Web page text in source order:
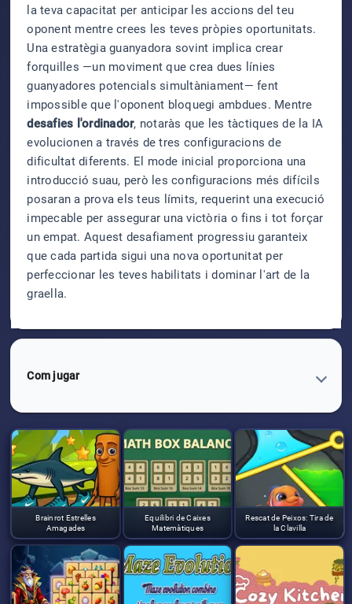
la teva capacitat per anticipar les accions del teu
oponent mentre crees les teves pròpies oportunitats.
Una estratègia guanyadora sovint implica crear
forquilles —un moviment que crea dues línies
guanyadores potencials simultàniament— fent
impossible que l'oponent bloquegi ambdues. Mentre
desafies l'ordinador, notaràs que les tàctiques de la IA
evolucionen a través de tres configuracions de
dificultat diferents. El mode inicial proporciona una
introducció suau, però les configuracions més difícils
posaran a prova els teus límits, requerint una execució
impecable per assegurar una victòria o fins i tot forçar
un empat. Aquest desafiament progressiu garanteix
que cada partida sigui una nova oportunitat per
perfeccionar les teves habilitats i dominar l'art de la
graella.
Com jugar
Brainrot Estrelles
Amagades
Equilibri de Caixes
Matemàtiques
Rescat de Peixos: Tira de
la Clavilla